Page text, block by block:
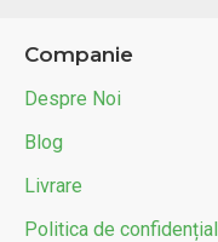
Companie
Despre Noi
Blog
Livrare
Politica de